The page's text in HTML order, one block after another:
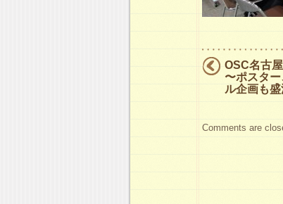
OSC名古
〜ポスタ
ル企画も
Comments are